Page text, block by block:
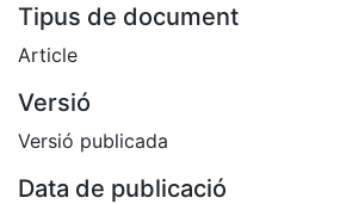
Tipus de document
Article
Versió
Versió publicada
Data de publicació